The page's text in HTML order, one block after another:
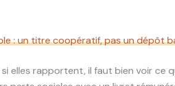
: un titre coopératif, pas un dépôt
elles rapportent, il faut bien voir ce